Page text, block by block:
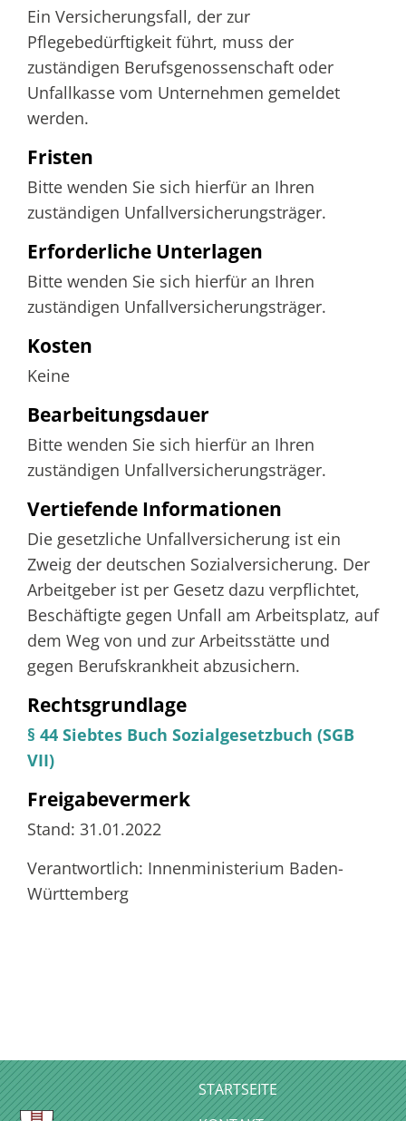
Ein Versicherungsfall, der zur
Pflegebedürftigkeit führt, muss der
zuständigen Berufsgenossenschaft oder
Unfallkasse vom Unternehmen gemeldet
werden.
Fristen
Bitte wenden Sie sich hierfür an Ihren
zuständigen Unfallversicherungsträger.
Erforderliche Unterlagen
Bitte wenden Sie sich hierfür an Ihren
zuständigen Unfallversicherungsträger.
Kosten
Keine
Bearbeitungsdauer
Bitte wenden Sie sich hierfür an Ihren
zuständigen Unfallversicherungsträger.
Vertiefende Informationen
Die gesetzliche Unfallversicherung ist ein
Zweig der deutschen Sozialversicherung. Der
Arbeitgeber ist per Gesetz dazu verpflichtet,
Beschäftigte gegen Unfall am Arbeitsplatz, auf
dem Weg von und zur Arbeitsstätte und
gegen Berufskrankheit abzusichern.
Rechtsgrundlage
§ 44 Siebtes Buch Sozialgesetzbuch (SGB
VII)
Freigabevermerk
Stand: 31.01.2022
Verantwortlich: Innenministerium Baden-
Württemberg
STARTSEITE